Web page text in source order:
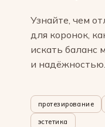
Узнайте, чем
для коронок,
искать баланс
и надёжностью.
протезирование
эстетика